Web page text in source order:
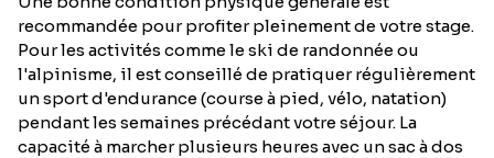
recommandée pour profiter pleinement de votre stage.
Pour les activités comme le ski de randonnée ou
l'alpinisme, il est conseillé de pratiquer régulièrement
un sport d'endurance (course à pied, vélo, natation)
pendant les semaines précédant votre séjour. La
capacité à marcher plusieurs heures avec un sac à dos